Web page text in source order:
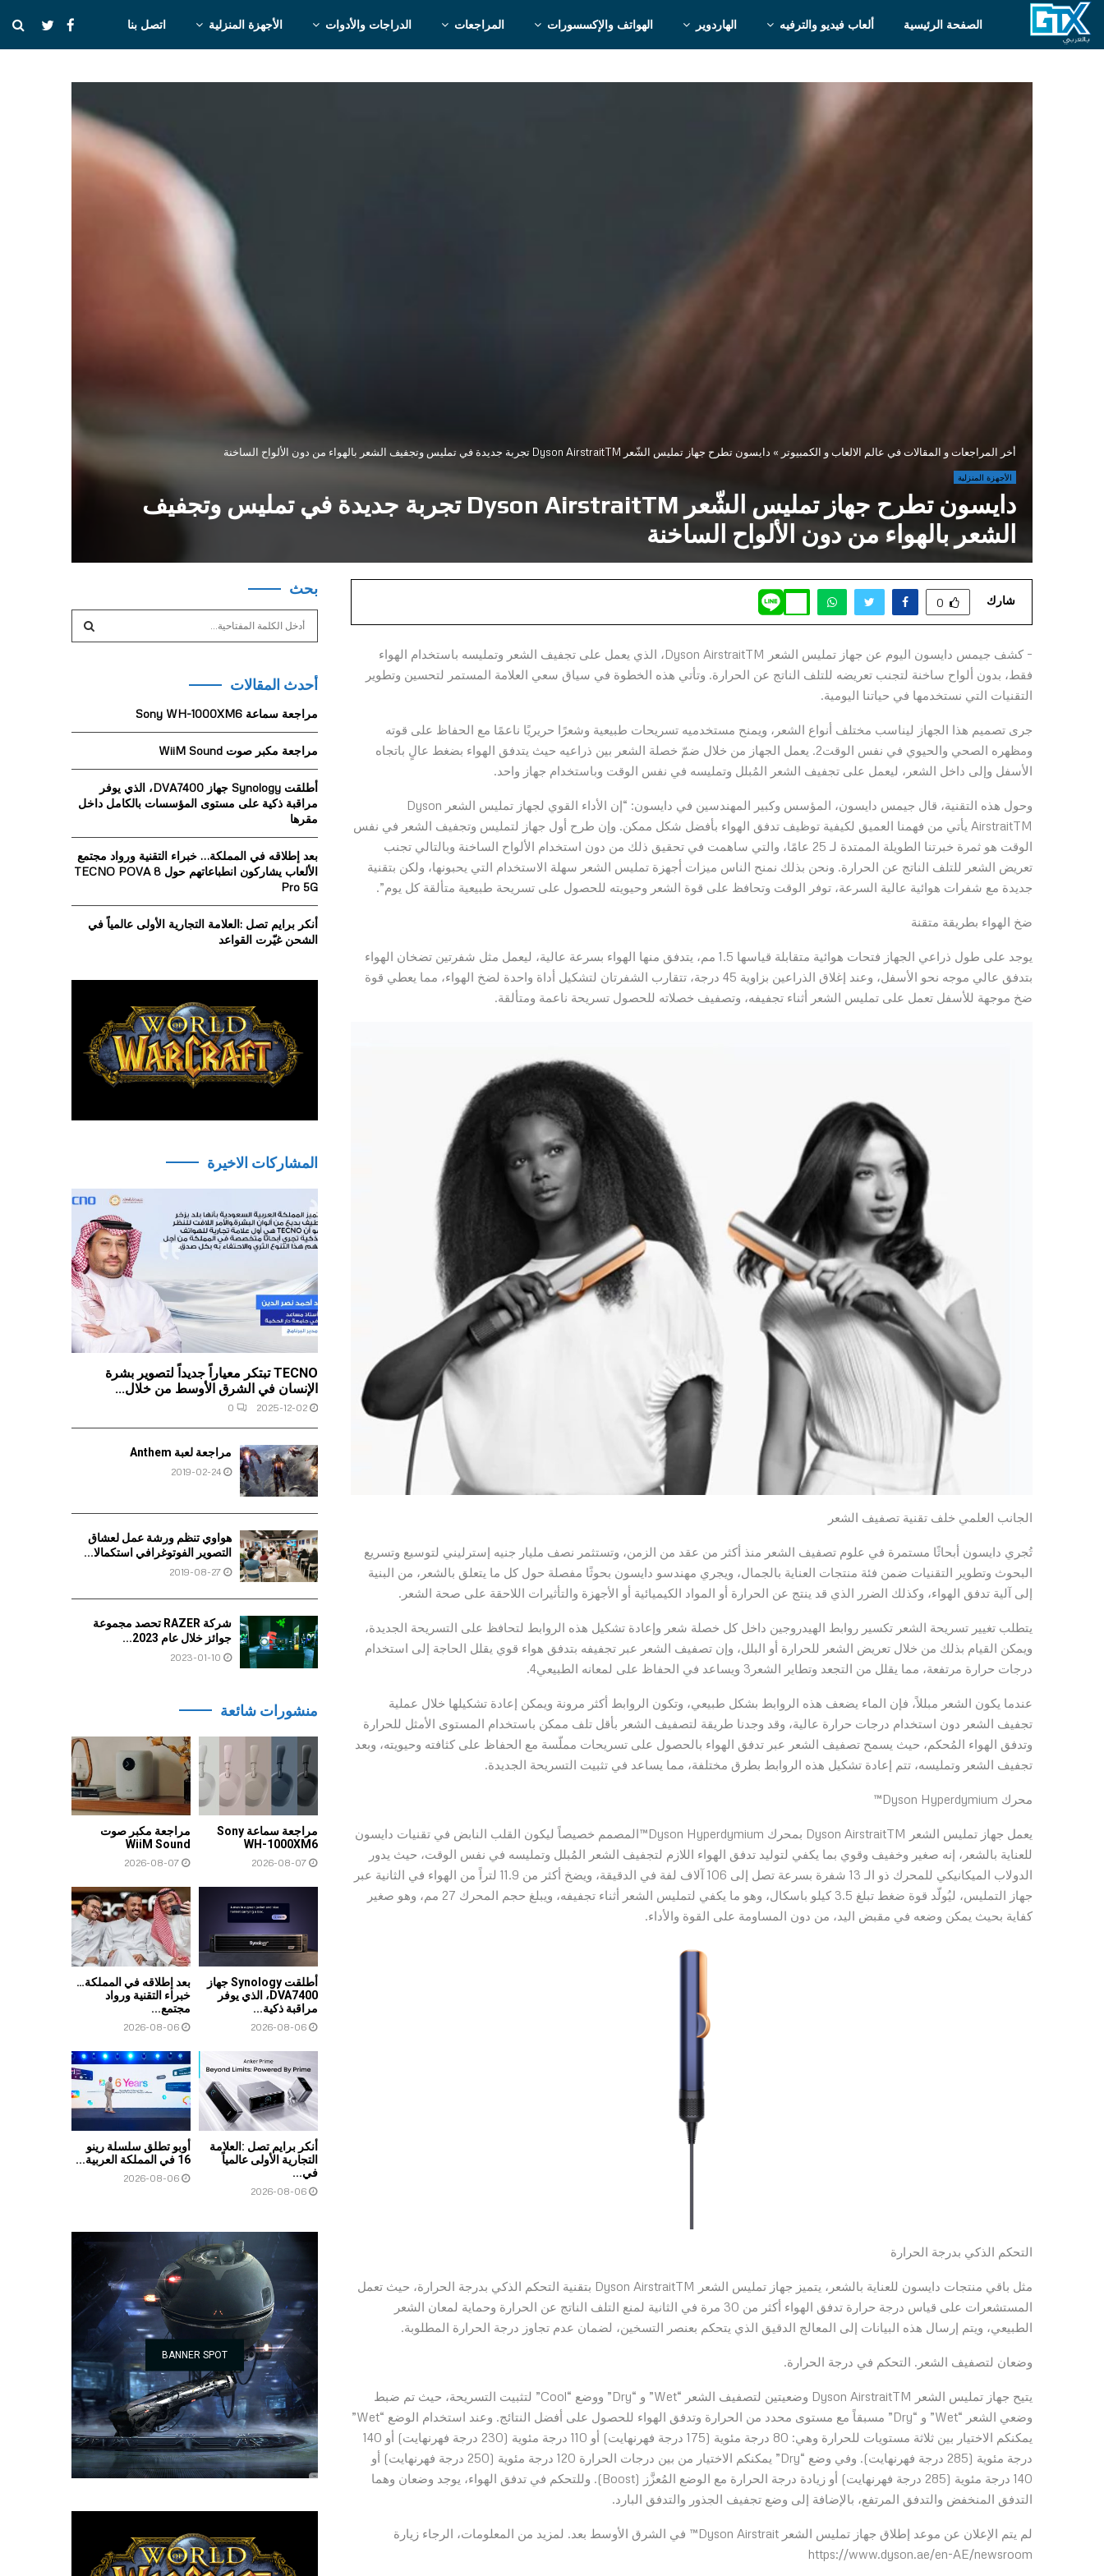
الصفحة الرئيسية ألعاب فيديو والترفيه الهاردوير الهواتف والإكسسورات المراجعات الدراجات والأدوات الأجهزة المنزلية اتصل بنا
أخر المراجعات و المقالات في عالم الالعاب و الكمبيوتر » دايسون تطرح جهاز تمليس الشّعر Dyson AirstraitTM تجربة جديدة في تمليس وتجفيف الشعر بالهواء من دون الألواح الساخنة
الأجهزة المنزلية
دايسون تطرح جهاز تمليس الشّعر Dyson AirstraitTM تجربة جديدة في تمليس وتجفيف
الشعر بالهواء من دون الألواح الساخنة
شارك 0
– كشف جيمس دايسون اليوم عن جهاز تمليس الشعر Dyson AirstraitTM، الذي يعمل على تجفيف الشعر وتمليسه باستخدام الهواء
فقط، بدون ألواح ساخنة لتجنب تعريضه للتلف الناتج عن الحرارة. وتأتي هذه الخطوة في سياق سعي العلامة المستمر لتحسين وتطوير
التقنيات التي نستخدمها في حياتنا اليومية.
جرى تصميم هذا الجهاز ليناسب مختلف أنواع الشعر، ويمنح مستخدميه تسريحات طبيعية وشعرًا حريريًا ناعمًا مع الحفاظ على قوته
ومظهره الصحي والحيوي في نفس الوقت2. يعمل الجهاز من خلال ضمّ خصلة الشعر بين ذراعيه حيث يتدفق الهواء بضغط عالٍ باتجاه
الأسفل وإلى داخل الشعر، ليعمل على تجفيف الشعر المُبلل وتمليسه في نفس الوقت وباستخدام جهاز واحد.
وحول هذه التقنية، قال جيمس دايسون، المؤسس وكبير المهندسين في دايسون: “إن الأداء القوي لجهاز تمليس الشعر Dyson
AirstraitTM يأتي من فهمنا العميق لكيفية توظيف تدفق الهواء بأفضل شكل ممكن. وإن طرح أول جهاز لتمليس وتجفيف الشعر في نفس
الوقت هو ثمرة خبرتنا الطويلة الممتدة لـ 25 عامًا، والتي ساهمت في تحقيق ذلك من دون استخدام الألواح الساخنة وبالتالي تجنب
تعريض الشعر للتلف الناتج عن الحرارة. ونحن بذلك نمنح الناس ميزات أجهزة تمليس الشعر سهلة الاستخدام التي يحبونها، ولكن بتقنية
جديدة مع شفرات هوائية عالية السرعة، توفر الوقت وتحافظ على قوة الشعر وحيويته للحصول على تسريحة طبيعية متألقة كل يوم”.
ضخ الهواء بطريقة متقنة
يوجد على طول ذراعي الجهاز فتحات هوائية متقابلة قياسها 1.5 مم، يتدفق منها الهواء بسرعة عالية، ليعمل مثل شفرتين تضخان الهواء
بتدفق عالي موجه نحو الأسفل، وعند إغلاق الذراعين بزاوية 45 درجة، تتقارب الشفرتان لتشكيل أداة واحدة لضخ الهواء، مما يعطي قوة
ضخ موجهة للأسفل تعمل على تمليس الشعر أثناء تجفيفه، وتصفيف خصلاته للحصول تسريحة ناعمة ومتألقة.
الجانب العلمي خلف تقنية تصفيف الشعر
تُجري دايسون أبحاثًا مستمرة في علوم تصفيف الشعر منذ أكثر من عقد من الزمن، وتستثمر نصف مليار جنيه إسترليني لتوسيع وتسريع
البحوث وتطوير التقنيات ضمن فئة منتجات العناية بالجمال، ويجري مهندسو دايسون بحوثًا مفصلة حول كل ما يتعلق بالشعر، من البنية
إلى آلية تدفق الهواء، وكذلك الضرر الذي قد ينتج عن الحرارة أو المواد الكيميائية أو الأجهزة والتأثيرات اللاحقة على صحة الشعر.
يتطلب تغيير تسريحة الشعر تكسير روابط الهيدروجين داخل كل خصلة شعر وإعادة تشكيل هذه الروابط لتحافظ على التسريحة الجديدة،
ويمكن القيام بذلك من خلال تعريض الشعر للحرارة أو البلل، وإن تصفيف الشعر عبر تجفيفه بتدفق هواء قوي يقلل الحاجة إلى استخدام
درجات حرارة مرتفعة، مما يقلل من التجعد وتطاير الشعر3 ويساعد في الحفاظ على لمعانه الطبيعي4.
عندما يكون الشعر مبللاً، فإن الماء يضعف هذه الروابط بشكل طبيعي، وتكون الروابط أكثر مرونة ويمكن إعادة تشكيلها خلال عملية
تجفيف الشعر دون استخدام درجات حرارة عالية، وقد وجدنا طريقة لتصفيف الشعر بأقل تلف ممكن باستخدام المستوى الأمثل للحرارة
وتدفق الهواء المُحكم، حيث يسمح تصفيف الشعر عبر تدفق الهواء بالحصول على تسريحات مملّسة مع الحفاظ على كثافته وحيويته، وبعد
تجفيف الشعر وتمليسه، تتم إعادة تشكيل هذه الروابط بطرق مختلفة، مما يساعد في تثبيت التسريحة الجديدة.
محرك Dyson Hyperdymium™
يعمل جهاز تمليس الشعر Dyson AirstraitTM بمحرك Dyson Hyperdymium™المصمم خصيصاً ليكون القلب النابض في تقنيات دايسون
للعناية بالشعر، إنه صغير وخفيف وقوي بما يكفي لتوليد تدفق الهواء اللازم لتجفيف الشعر المُبلل وتمليسه في نفس الوقت، حيث يدور
الدولاب الميكانيكي للمحرك ذو الـ 13 شفرة بسرعة تصل إلى 106 آلاف لفة في الدقيقة، ويضخ أكثر من 11.9 لتراً من الهواء في الثانية عبر
جهاز التمليس، ليُولّد قوة ضغط تبلغ 3.5 كيلو باسكال، وهو ما يكفي لتمليس الشعر أثناء تجفيفه، ويبلغ حجم المحرك 27 مم، وهو صغير
كفاية بحيث يمكن وضعه في مقبض اليد، من دون المساومة على القوة والأداء.
التحكم الذكي بدرجة الحرارة
مثل باقي منتجات دايسون للعناية بالشعر، يتميز جهاز تمليس الشعر Dyson AirstraitTM بتقنية التحكم الذكي بدرجة الحرارة، حيث تعمل
المستشعرات على قياس درجة حرارة تدفق الهواء أكثر من 30 مرة في الثانية لمنع التلف الناتج عن الحرارة وحماية لمعان الشعر
الطبيعي، ويتم إرسال هذه البيانات إلى المعالج الدقيق الذي يتحكم بعنصر التسخين، لضمان عدم تجاوز درجة الحرارة المطلوبة.
وضعان لتصفيف الشعر. التحكم في درجة الحرارة.
يتيح جهاز تمليس الشعر Dyson AirstraitTM وضعيتين لتصفيف الشعر “Wet” و “Dry” ووضع “Cool” لتثبيت التسريحة، حيث تم ضبط
وضعي الشعر “Wet” و “Dry” مسبقاً مع مستوى محدد من الحرارة وتدفق الهواء للحصول على أفضل النتائج. وعند استخدام الوضع “Wet”
يمكنكم الاختيار بين ثلاثة مستويات للحرارة وهي: 80 درجة مئوية (175 درجة فهرنهايت) أو 110 درجة مئوية (230 درجة فهرنهايت) أو 140
درجة مئوية (285 درجة فهرنهايت). وفي وضع “Dry” يمكنكم الاختيار من بين درجات الحرارة 120 درجة مئوية (250 درجة فهرنهايت) أو
140 درجة مئوية (285 درجة فهرنهايت) أو زيادة درجة الحرارة مع الوضع المُعزَّز (Boost). وللتحكم في تدفق الهواء، يوجد وضعان وهما
التدفق المنخفض والتدفق المرتفع، بالإضافة إلى وضع تجفيف الجذور والتدفق البارد.
لم يتم الإعلان عن موعد إطلاق جهاز تمليس الشعر Dyson Airstrait™ في الشرق الأوسط بعد. لمزيد من المعلومات، الرجاء زيارة
https://www.dyson.ae/en-AE/newsroom
بحث
c
f
r
:
أحدث المقالات
مراجعة سماعة Sony WH-1000XM6
مراجعة مكبر صوت WiiM Sound
أطلقت Synology جهاز DVA7400، الذي يوفر
مراقبة ذكية على مستوى المؤسسات بالكامل داخل
مقرها
بعد إطلاقه في المملكة… خبراء التقنية ورواد مجتمع
الألعاب يشاركون انطباعاتهم حول TECNO POVA 8
Pro 5G
أنكر برايم تصل :العلامة التجارية الأولى عالمياً في
الشحن غيّرت القواعد
المشاركات الاخيرة
TECNO تبتكر معياراً جديداً لتصوير بشرة
الإنسان في الشرق الأوسط من خلال...
2025-12-02
0
مراجعة لعبة Anthem
2019-02-24
هواوي تنظم ورشة عمل لعشاق
التصوير الفوتوغرافي استكمالا...
2019-08-27
شركة RAZER تحصد مجموعة
جوائز خلال عام 2023...
2023-01-10
منشورات شائعة
مراجعة سماعة Sony
WH-1000XM6
2026-08-07
مراجعة مكبر صوت
WiiM Sound
2026-08-07
أطلقت Synology جهاز
DVA7400، الذي يوفر
مراقبة ذكية...
2026-08-06
بعد إطلاقه في المملكة…
خبراء التقنية ورواد
مجتمع...
2026-08-06
أنكر برايم تصل :العلامة
التجارية الأولى عالمياً
في...
2026-08-06
أوبو تطلق سلسلة رينو
16 في المملكة العربية...
2026-08-06
BANNER SPOT